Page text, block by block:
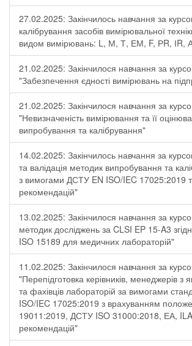
27.02.2025: Закінчилось навчання за
калібрування засобів вимірювальної
видом вимірювань: L, М, Т, ЕМ, F, РR, ІR,
21.02.2025: Закінчилося навчання за
"Забезпечення єдності вимірювань на
21.02.2025: Закінчилося навчання за
"Невизначеність вимірювання та її
випробування та калібрування"
14.02.2025: Закінчилось навчання за
та валідація методик випробування та
з вимогами ДСТУ EN ISO/IEC 17025:2019
рекомендацій"
13.02.2025: Закінчилося навчання за
методик досліджень за CLSI EP 15-A3
ISO 15189 для медичних лабораторій"
11.02.2025: Закінчилося навчання за
"Перепідготовка керівників, менеджерів з
та фахівців лабораторій за вимогами
ISO/IEC 17025:2019 з врахуванням
19011:2019, ДСТУ ISO 31000:2018, ЕА,
рекомендацій"